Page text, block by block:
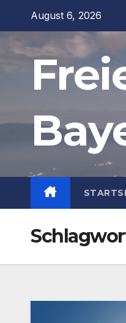
springen
August 6, 2026